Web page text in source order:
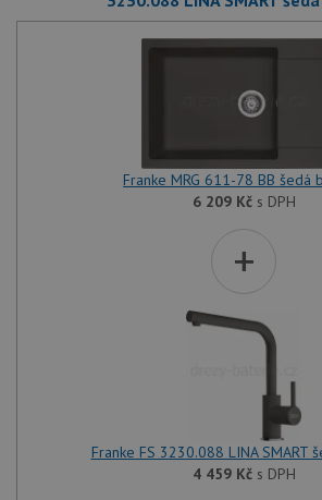
Franke MRG 611-78 BB šedá
6 209 Kčs DPH
+
Franke FS 3230.088 LINA SMART
4 459 Kčs DPH